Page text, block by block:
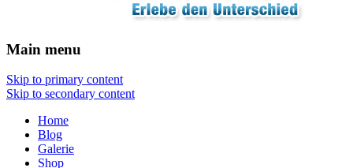
Main menu
Skip to primary content
Skip to secondary content
Home
Blog
Galerie
Shop